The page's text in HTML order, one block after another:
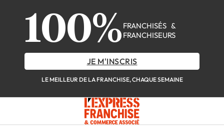
100% FRANCHISÉS &
FRANCHISEURS
JE M'INSCRIS
LE MEILLEUR DE LA FRANCHISE, CHAQUE SEMAINE